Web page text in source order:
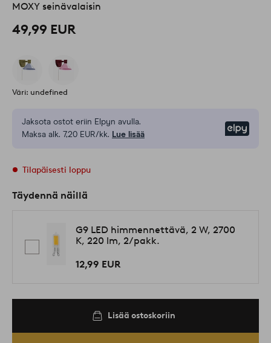
MOXY seinävalaisin
49,99 EUR
Väri: undefined
Jaksota ostot eriin Elpyn avulla.
Maksa alk. 7,20 EUR/kk. Lue lisää
Tilapäisesti loppu
Täydennä näillä
G9 LED himmennettävä, 2 W, 2700
K, 220 lm, 2/pakk.
12,99 EUR
Lisää ostoskoriin